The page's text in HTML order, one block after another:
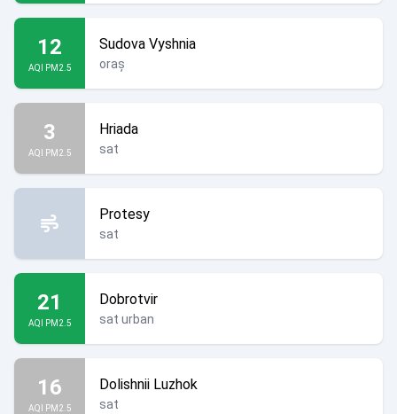
12
AQI PM2.5
Sudova Vyshnia
oraș
3
AQI PM2.5
Hriada
sat
Protesy
sat
21
AQI PM2.5
Dobrotvir
sat urban
16
AQI PM2.5
Dolishnii Luzhok
sat